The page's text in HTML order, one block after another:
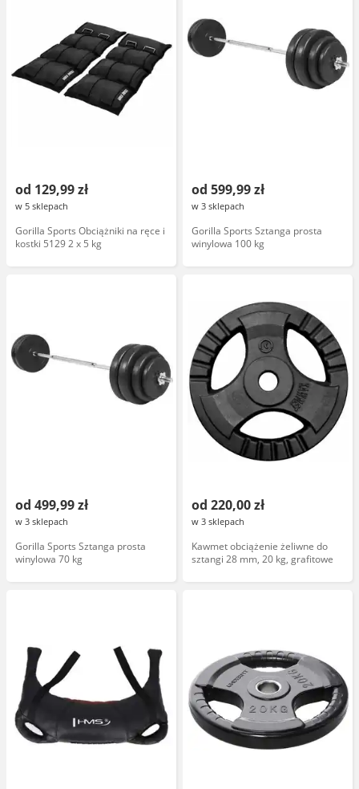
od 129,99 zł
w 5 sklepach
Gorilla Sports Obciążniki na ręce i
kostki 5129 2 x 5 kg
od 599,99 zł
w 3 sklepach
Gorilla Sports Sztanga prosta
winylowa 100 kg
od 499,99 zł
w 3 sklepach
Gorilla Sports Sztanga prosta
winylowa 70 kg
od 220,00 zł
w 3 sklepach
Kawmet obciążenie żeliwne do
sztangi 28 mm, 20 kg, grafitowe